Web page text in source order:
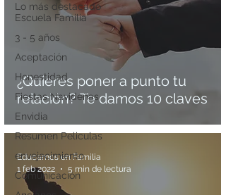
Lo más destacado
Escuela Familia
3 - 5 años
Aceptación
Honestidad
Fiestas Navideñas
Envidia
Resumen Peliculas
envejecimiento
Comunicación
¿Quieres poner a punto tu
relación? Te damos 10 claves
Educamos en Familia
1 feb 2022
5 min de lectura